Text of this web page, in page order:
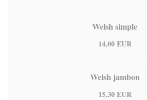
Welsh simple
14,00 EUR
Welsh jambon
15,30 EUR